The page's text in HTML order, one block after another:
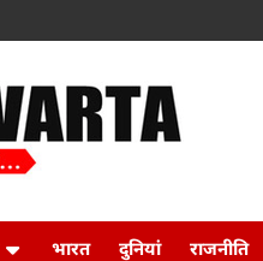
भारत दुनियां राजनीति